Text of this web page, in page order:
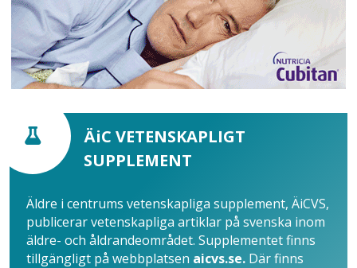
ÄiC VETENSKAPLIGT
SUPPLEMENT
Äldre i centrums vetenskapliga supplement, ÄiCVS,
publicerar vetenskapliga artiklar på svenska inom
äldre- och åldrandeområdet. Supplementet finns
tillgängligt på webbplatsen aicvs.se. Där finns